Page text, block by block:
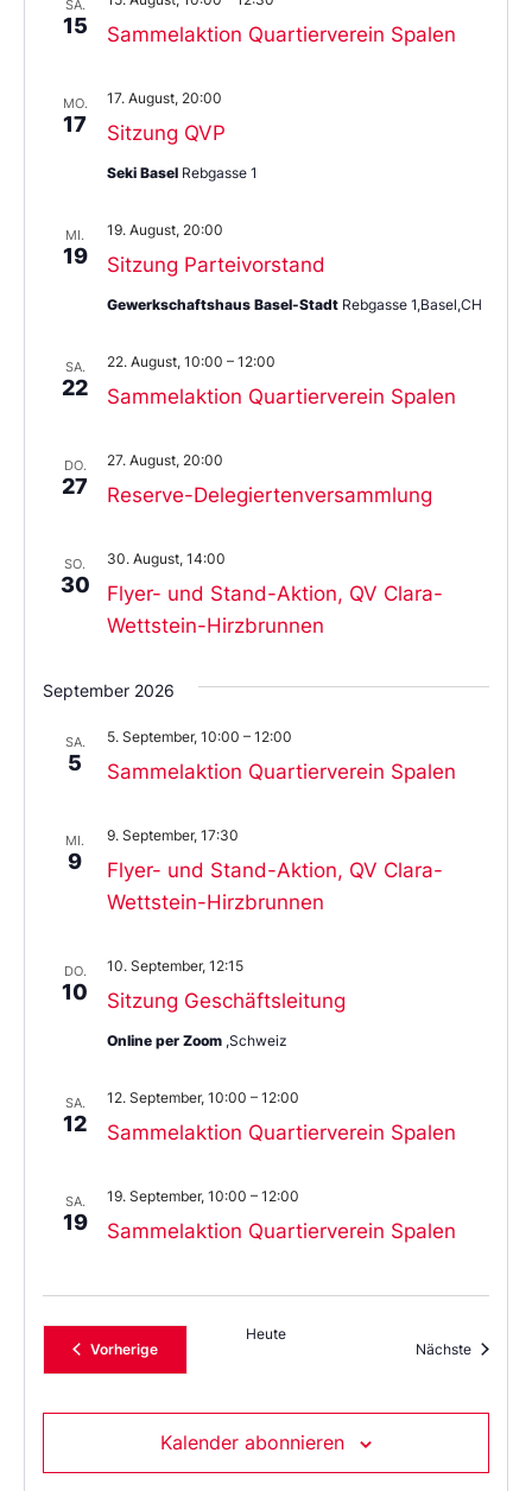
SA.
15 Sammelaktion Quartierverein Spalen
MO.
17 Sitzung QVP
17. August, 20:00
Seki Basel Rebgasse 1
MI.
19 Sitzung Parteivorstand
19. August, 20:00
Gewerkschaftshaus Basel-Stadt Rebgasse 1,Basel,CH
SA.
22 Sammelaktion Quartierverein Spalen
22. August, 10:00 – 12:00
DO.
27 Reserve-Delegiertenversammlung
27. August, 20:00
SO.
30
Flyer- und Stand-Aktion, QV Clara-
Wettstein-Hirzbrunnen
30. August, 14:00
September 2026
SA.
5 Sammelaktion Quartierverein Spalen
5. September, 10:00 – 12:00
MI.
9
Flyer- und Stand-Aktion, QV Clara-
Wettstein-Hirzbrunnen
9. September, 17:30
DO.
10 Sitzung Geschäftsleitung
10. September, 12:15
Online per Zoom ,Schweiz
SA.
12 Sammelaktion Quartierverein Spalen
12. September, 10:00 – 12:00
SA.
19 Sammelaktion Quartierverein Spalen
19. September, 10:00 – 12:00
VorherigeVeranstaltungen
Heute
Nächste
Kalender abonnieren